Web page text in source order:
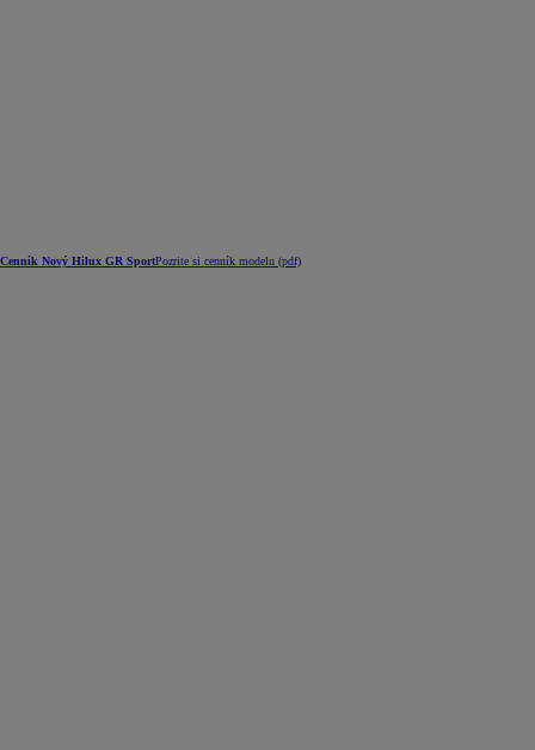
Cenník Nový Hilux GR SportPozrite si cenník modelu (pdf)